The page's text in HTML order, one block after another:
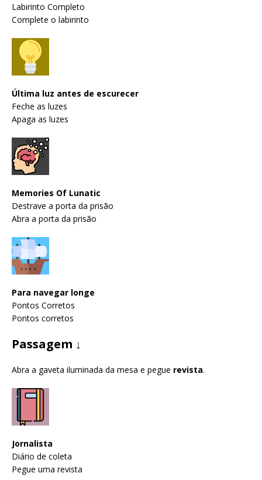
Labirinto Completo
Complete o labirinto
Última luz antes de escurecer
Feche as luzes
Apaga as luzes
Memories Of Lunatic
Destrave a porta da prisão
Abra a porta da prisão
Para navegar longe
Pontos Corretos
Pontos corretos
Passagem ↓
Abra a gaveta iluminada da mesa e pegue revista.
Jornalista
Diário de coleta
Pegue uma revista